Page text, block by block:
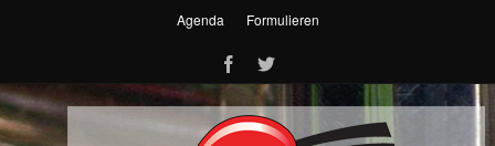
Agenda Formulieren